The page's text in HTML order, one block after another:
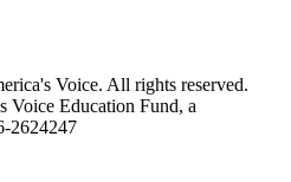
Voice. All rights reserved.
Voice Education Fund, a
2624247